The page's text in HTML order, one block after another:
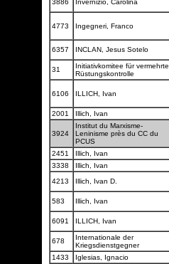
3886 Invernizio, Carolina
4773 Ingegneri, Franco
6357 INCLAN, Jesus Sotelo
31
Initiativkomitee für vermehrte
Rüstungskontrolle
6106 ILLICH, Ivan
2001 Illich, Ivan
3924
Institut du Marxisme-
Leninisme près du CC du
PCUS
2451 Illich, Ivan
3338
Illich, Ivan
4213
Illich, Ivan D.
583 Illich, Ivan
6091 ILLICH, Ivan
678
Internationale der
Kriegsdienstgegner
1433 Iglesias, Ignacio